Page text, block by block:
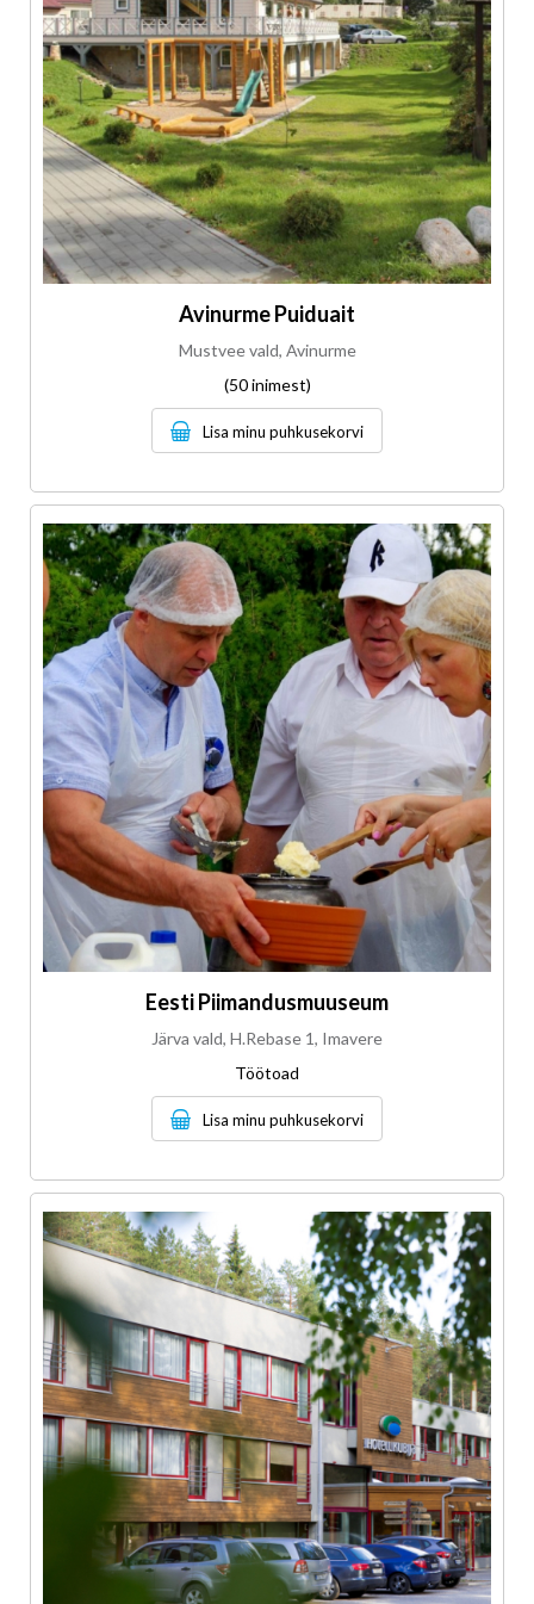
Avinurme Puiduait
Mustvee vald, Avinurme
(50 inimest)
Lisa minu puhkusekorvi
Eesti Piimandusmuuseum
Järva vald, H.Rebase 1, Imavere
Töötoad
Lisa minu puhkusekorvi